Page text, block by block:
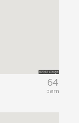
64
børn